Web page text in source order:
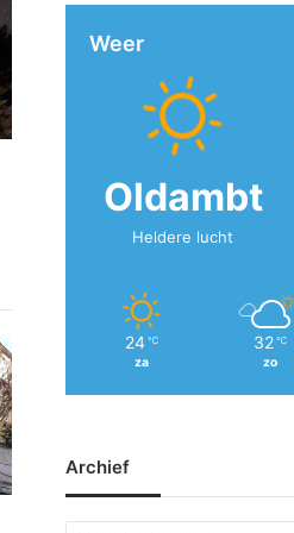
Weer
Oldambt
Heldere lucht
24 ℃
za
32 ℃
zo
Archief